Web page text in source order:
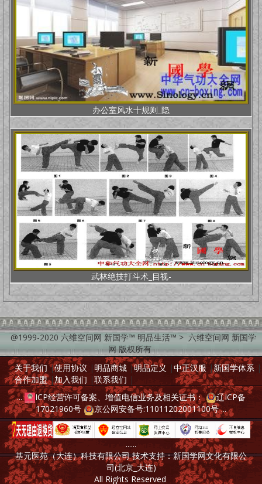
办公室风水十规则_隐
武林绝技打斗术_目视-
@1999-2020 六维空间网 新国学™ 明品生活™ > 六维空间网 新国学
网 版权所有
关于我们|使用协议 | 明品商城 |明品定义 |中正汉服|新国学体系 |
合作加盟|加入我们 |联系我们 |
...
ICP经营许可备案、增值电信业务及相关证书：
辽ICP备
17021960号
京公网安备号:11011202001100号...
......
基元医苑（大连）科技有限公司 技术支持：新国学网文化有限公
司(北京_大连)
All Rights Reserved